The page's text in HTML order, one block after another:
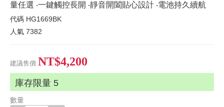
量任選 ‧一鍵觸控長開 ‧靜音開闔貼心設計 ‧電池持久續航
代碼 HG1669BK
人氣 7382
建議售價 NT$4,200
庫存限量 5
數量